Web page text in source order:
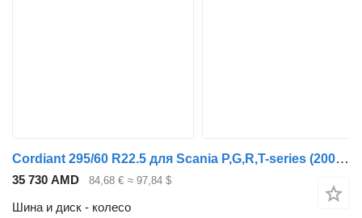
Cordiant 295/60 R22.5 для Scania P,G,R,T-series (2004-2017)
35 730 AMD 84,68 € ≈ 97,84 $
Шина и диск - колесо